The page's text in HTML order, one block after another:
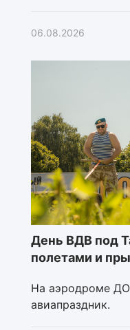
06.08.2026
День ВДВ под
полетами и
На аэродроме
авиапраздник.